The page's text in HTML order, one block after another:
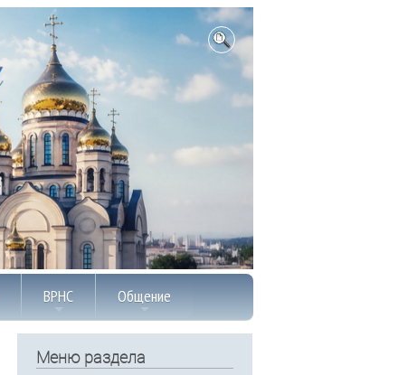
ВРНС Общение
Меню раздела